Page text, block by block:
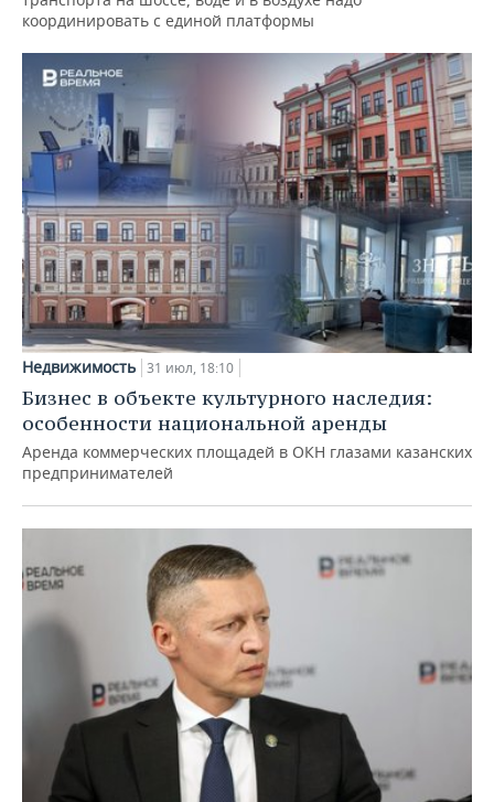
координировать с единой платформы
Недвижимость 31 июл, 18:10
Бизнес в объекте культурного наследия:
особенности национальной аренды
Аренда коммерческих площадей в ОКН глазами казанских
предпринимателей